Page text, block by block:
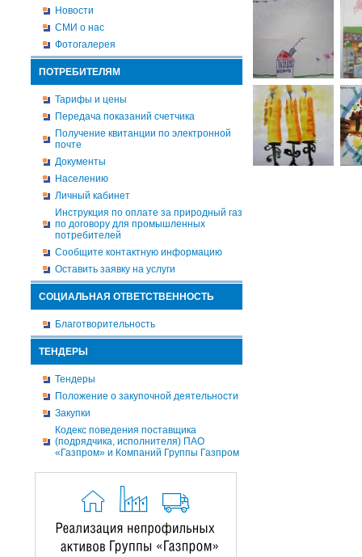
Новости
СМИ о нас
Фотогалерея
ПОТРЕБИТЕЛЯМ
Тарифы и цены
Передача показаний счетчика
Получение квитанции по электронной
почте
Документы
Населению
Личный кабинет
Инструкция по оплате за природный газ
по договору для промышленных
потребителей
Сообщите контактную информацию
Оставить заявку на услуги
СОЦИАЛЬНАЯ ОТВЕТСТВЕННОСТЬ
Благотворительность
ТЕНДЕРЫ
Тендеры
Положение о закупочной деятельности
Закупки
Кодекс поведения поставщика
(подрядчика, исполнителя) ПАО
«Газпром» и Компаний Группы Газпром